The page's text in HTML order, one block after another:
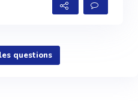
questions